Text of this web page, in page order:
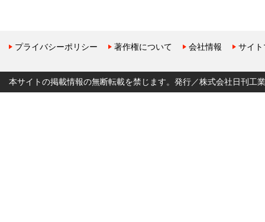
プライバシーポリシー 著作権について 会社情報 サイ
本サイトの掲載情報の無断転載を禁じます。発行／株式会社日刊